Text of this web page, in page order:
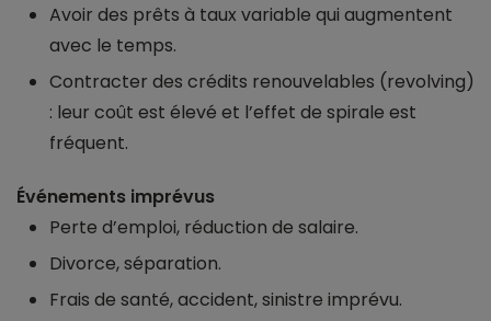
Avoir des prêts à taux variable qui augmentent
avec le temps.
Contracter des crédits renouvelables (revolving)
: leur coût est élevé et l’effet de spirale est
fréquent.
Événements imprévus
Perte d’emploi, réduction de salaire.
Divorce, séparation.
Frais de santé, accident, sinistre imprévu.